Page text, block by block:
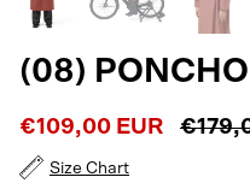
(08)
€109,00 EUR
Size Chart